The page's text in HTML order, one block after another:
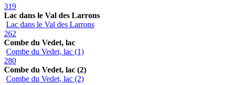
319
Lac dans le Val des Larrons
Lac dans le Val des Larrons
262
Combe du Vedet, lac
Combe du Vedet, lac (1)
280
Combe du Vedet, lac (2)
Combe du Vedet, lac (2)